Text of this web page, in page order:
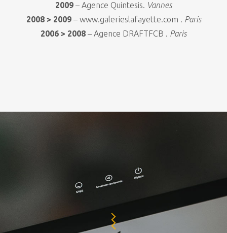
2009 – Agence Quintesis. Vannes
2008 > 2009– www.galerieslafayette.com . Paris
2006 > 2008 – Agence DRAFTFCB . Paris